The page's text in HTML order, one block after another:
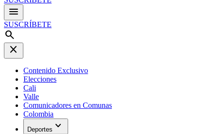
menu
SUSCRÍBETE
search
close
Contenido Exclusivo
Elecciones
Cali
Valle
Comunicadores en Comunas
Colombia
Deportes expand_more